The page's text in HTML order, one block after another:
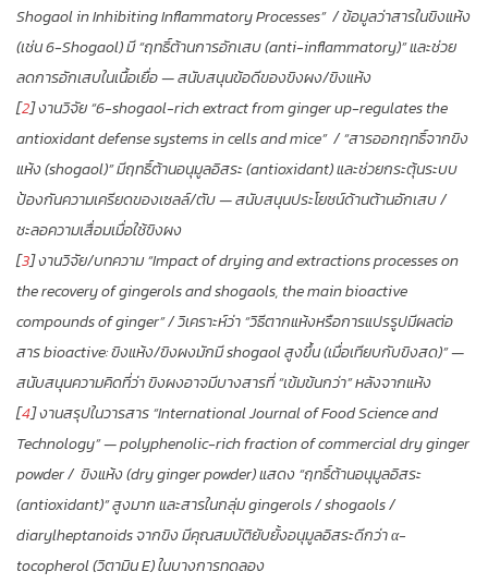
Shogaol in Inhibiting Inflammatory Processes” / ข้อมูลว่าสารในขิงแห้ง
(เช่น 6-Shogaol) มี “ฤทธิ์ต้านการอักเสบ (anti-inflammatory)” และช่วย
ลดการอักเสบในเนื้อเยื่อ — สนับสนุนข้อดีของขิงผง/ขิงแห้ง
[2] งานวิจัย “6-shogaol-rich extract from ginger up-regulates the
antioxidant defense systems in cells and mice” / “สารออกฤทธิ์จากขิง
แห้ง (shogaol)” มีฤทธิ์ต้านอนุมูลอิสระ (antioxidant) และช่วยกระตุ้นระบบ
ป้องกันความเครียดของเซลล์/ตับ — สนับสนุนประโยชน์ด้านต้านอักเสบ /
ชะลอความเสื่อมเมื่อใช้ขิงผง
[3] งานวิจัย/บทความ “Impact of drying and extractions processes on
the recovery of gingerols and shogaols, the main bioactive
compounds of ginger” / วิเคราะห์ว่า “วิธีตากแห้งหรือการแปรรูปมีผลต่อ
สาร bioactive: ขิงแห้ง/ขิงผงมักมี shogaol สูงขึ้น (เมื่อเทียบกับขิงสด)” —
สนับสนุนความคิดที่ว่า ขิงผงอาจมีบางสารที่ “เข้มข้นกว่า” หลังจากแห้ง
[4] งานสรุปในวารสาร “International Journal of Food Science and
Technology” — polyphenolic-rich fraction of commercial dry ginger
powder / ขิงแห้ง (dry ginger powder) แสดง “ฤทธิ์ต้านอนุมูลอิสระ
(antioxidant)” สูงมาก และสารในกลุ่ม gingerols / shogaols /
diarylheptanoids จากขิง มีคุณสมบัติยับยั้งอนุมูลอิสระดีกว่า α-
tocopherol (วิตามิน E) ในบางการทดลอง